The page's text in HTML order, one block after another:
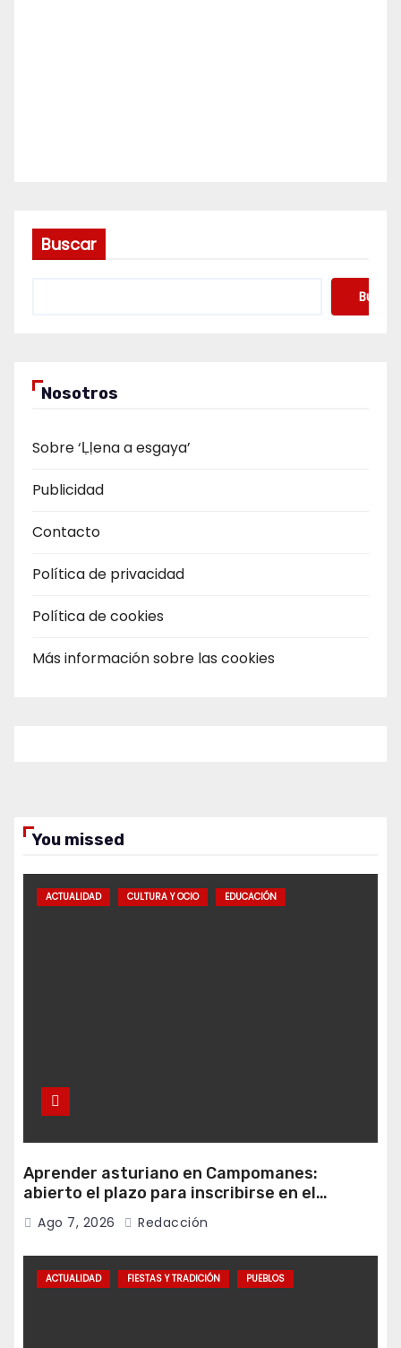
Buscar
Buscar
Nosotros
Sobre ‘Ḷḷena a esgaya’
Publicidad
Contacto
Política de privacidad
Política de cookies
Más información sobre las cookies
You missed
ACTUALIDAD CULTURA Y OCIO EDUCACIÓN
Aprender asturiano en Campomanes:
abierto el plazo para inscribirse en el
programa Falamos
Ago 7, 2026 Redacción
ACTUALIDAD FIESTAS Y TRADICIÓN PUEBLOS